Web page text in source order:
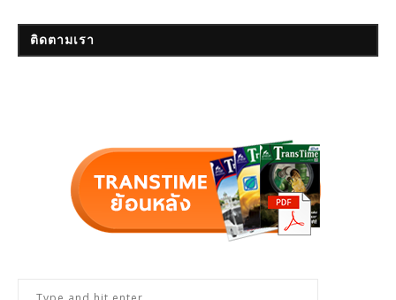
ติดตามเรา